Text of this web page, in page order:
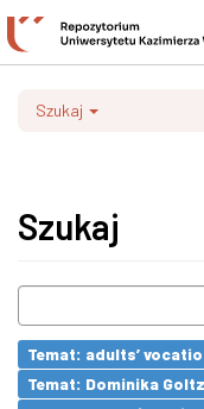
Szukaj
Szukaj
Temat: adults’
Temat: Dominika